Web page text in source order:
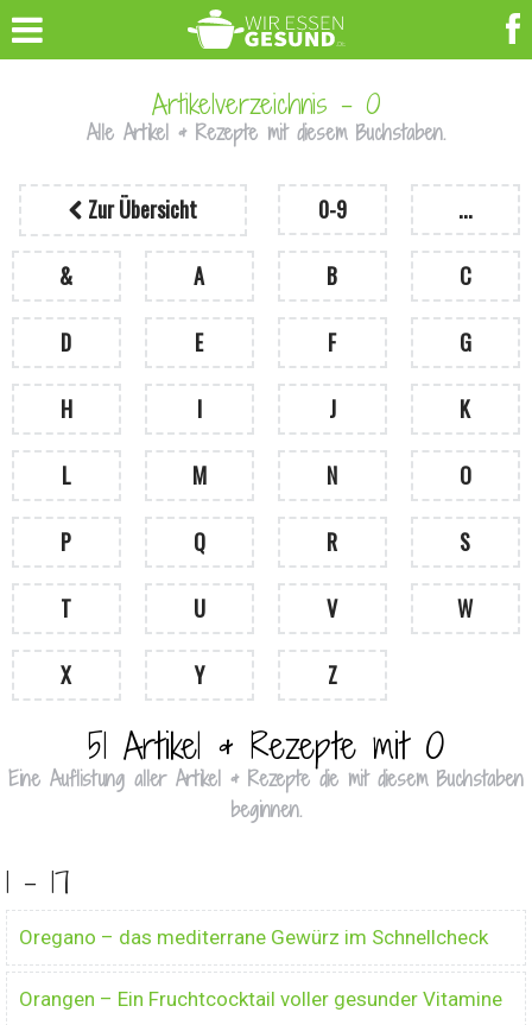
Artikelverzeichnis - O
Alle Artikel & Rezepte mit diesem Buchstaben.
Zur Übersicht 0-9 ...
& A B C
D E F G
H I J K
L M N O
P Q R S
T U V W
X Y Z
51 Artikel & Rezepte mit O
Eine Auflistung aller Artikel & Rezepte die mit diesem Buchstaben
beginnen.
1 - 17
Oregano – das mediterrane Gewürz im Schnellcheck
Orangen – Ein Fruchtcocktail voller gesunder Vitamine